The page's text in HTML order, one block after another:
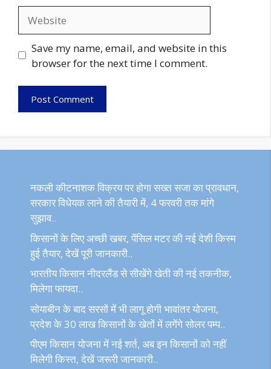
Save my name, email, and website in this
browser for the next time I comment.
नकली कीटनाशक विक्रय पर होगा सख्त सजा का प्रावधान,
सरकार विधेयक लाने की तैयारी में, 4 फरवरी तक मांगे
सुझाव..
किसानों के लिए अच्छी खबर, पेंसिल मटर की नई देशी किस्म
हुई तैयार, देखें पूरी जानकारी..
भारतीय किसान नीदरलैंड से सीखेंगे खेती की नई तकनीक,
मिलेगा फायदा..
सोयाबीन के बाद सरसों में भी लागू होगी भावांतर योजना,
प्रदेश के 30 लाख किसानों के खेतों में लगेंगे सोलर पम्प..
पीएम किसान योजना में नई शर्त, अब इन किसानों को नहीं
मिलेगी किस्त, देखें जरूरी जानकारी..